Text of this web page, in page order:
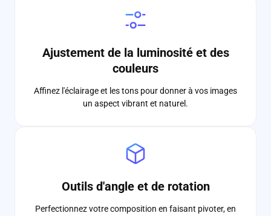
Ajustement de la luminosité et des
couleurs
Affinez l'éclairage et les tons pour donner à vos images
un aspect vibrant et naturel.
Outils d'angle et de rotation
Perfectionnez votre composition en faisant pivoter, en